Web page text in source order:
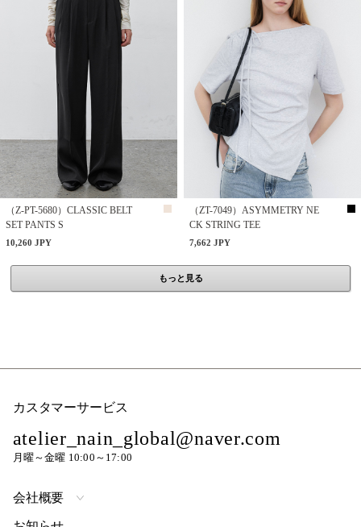
（Z-PT-5680）CLASSIC BELT
SET PANTS S
10,260 JPY
（ZT-7049）ASYMMETRY NE
CK STRING TEE
7,662 JPY
もっと見る
カスタマーサービス
atelier_nain_global@naver.com
月曜～金曜 10:00～17:00
会社概要